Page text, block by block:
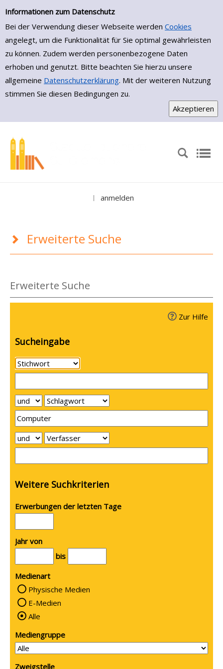
Erweiterte Suche
Informationen zum Datenschutz
Bei der Verwendung dieser Webseite werden Cookies
angelegt, um die Funktionalität für Sie optimal gewährleisten
zu können. Zudem werden personenbezogene Daten
erhoben und genutzt. Bitte beachten Sie hierzu unsere
allgemeine Datenschutzerklärung. Mit der weiteren Nutzung
stimmen Sie diesen Bedingungen zu.
Zur erweiterten Suche springen
anmelden
Erweiterte Suche
Erweiterte Suche
Zur Hilfe
Sucheingabe
Weitere Suchkriterien
Erwerbungen der letzten Tage
Jahr von
bis
Medienart
Physische Medien
E-Medien
Alle
Mediengruppe
Zweigstelle